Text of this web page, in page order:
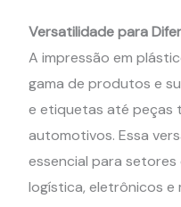
Versatilidade para
A impressão em
gama de produtos e
e etiquetas até peças
automotivos. Essa
essencial para
logística, eletrônicos e